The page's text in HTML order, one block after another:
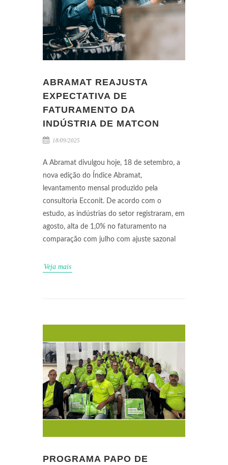
ABRAMAT REAJUSTA
EXPECTATIVA DE
FATURAMENTO DA
INDÚSTRIA DE MATCON
18/09/2025
A Abramat divulgou hoje, 18 de setembro, a
nova edição do Índice Abramat,
levantamento mensal produzido pela
consultoria Ecconit. De acordo com o
estudo, as indústrias do setor registraram, em
agosto, alta de 1,0% no faturamento na
comparação com julho com ajuste sazonal
Veja mais
PROGRAMA PAPO DE